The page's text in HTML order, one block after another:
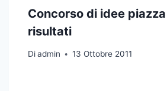
Concorso di idee
risultati
Di admin 13 Ottobre 2011